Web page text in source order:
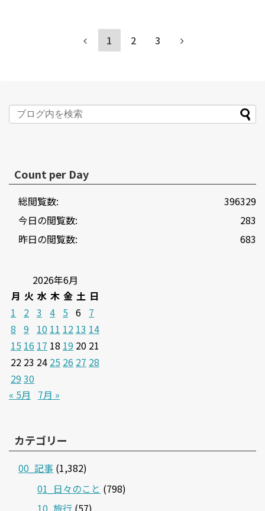
1 2 3
Count per Day
396329
総閲覧数:
283
今日の閲覧数:
683
昨日の閲覧数:
2026年6月
月 火 水 木 金 土 日
1
2 3 4 5 6 7
8 9 10 11 12 13 14
15 16 17 18 19 20 21
22 23 24 25 26 27 28
2930
« 5月
7月 »
カテゴリー
00_記事 (1,382)
01_日々のこと (798)
10_旅行 (57)